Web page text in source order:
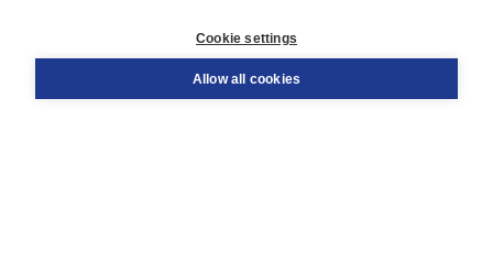
Order
Cookie settings
Allow all cookies